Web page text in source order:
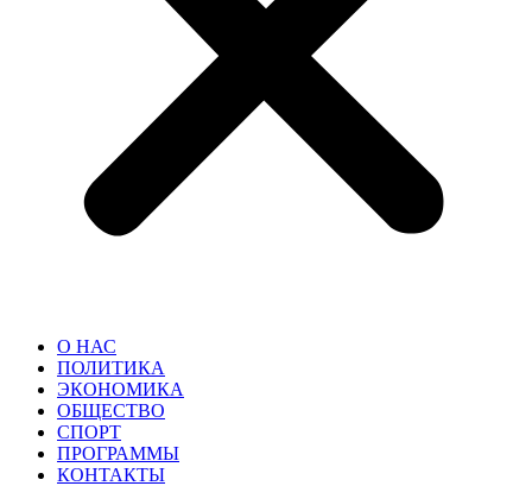
О НАС
ПОЛИТИКА
ЭКОНОМИКА
ОБЩЕСТВО
СПОРТ
ПРОГРАММЫ
КОНТАКТЫ